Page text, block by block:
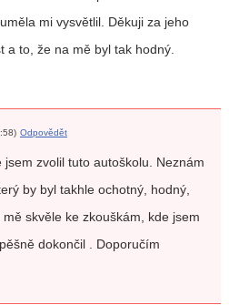
mi vysvětlil. Děkuji za jeho
a to, že na mě byl tak hodný.
Odpovědět
zvolil tuto autoškolu. Neznám
by byl takhle ochotný, hodný,
skvěle ke zkouškám, kde jsem
dokončil . Doporučím